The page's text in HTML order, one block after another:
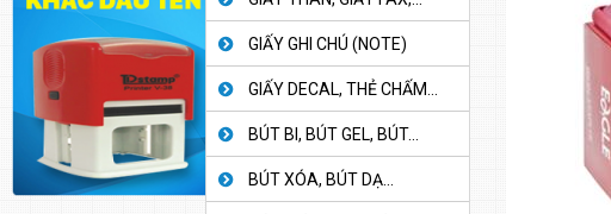
GIẤY GHI CHÚ (NOTE)
GIẤY DECAL, THẺ CHẤM...
BÚT BI, BÚT GEL, BÚT...
BÚT XÓA, BÚT DẠ...